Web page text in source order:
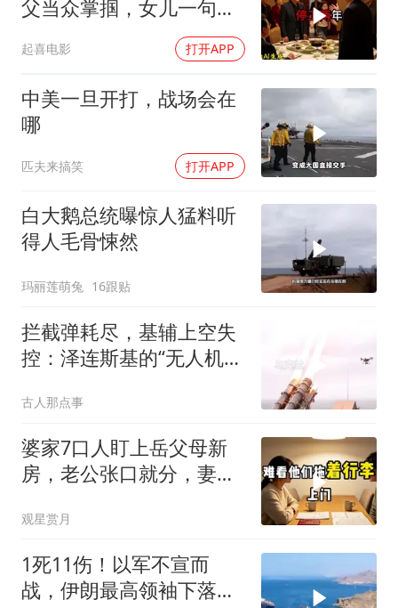
父当众掌掴，女儿一句话
起喜电影 打开APP
中美一旦开打，战场会在
哪
匹夫来搞笑 打开APP
白大鹅总统曝惊人猛料听
得人毛骨悚然
玛丽莲萌兔 16跟贴
拦截弹耗尽，基辅上空失
控：泽连斯基的“无人机神
古人那点事
婆家7口人盯上岳父母新
房，老公张口就分，妻子
观星赏月
1死11伤！以军不宣而
战，伊朗最高领袖下落不